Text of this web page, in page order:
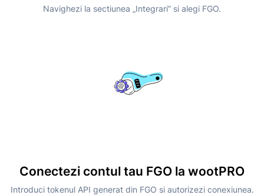
Navighezi la sectiunea „Integrari” si alegi FGO.
Conectezi contul tau FGO la wootPRO
Introduci tokenul API generat din FGO si autorizezi conexiunea.